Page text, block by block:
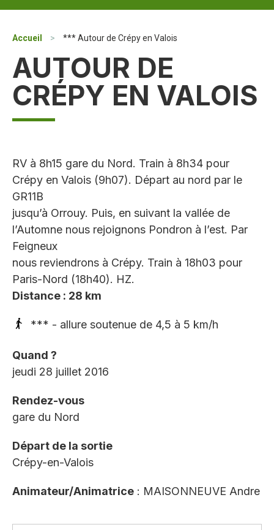
Accueil > *** Autour de Crépy en Valois
AUTOUR DE
CRÉPY EN VALOIS
RV à 8h15 gare du Nord. Train à 8h34 pour
Crépy en Valois (9h07). Départ au nord par le
GR11B
jusqu’à Orrouy. Puis, en suivant la vallée de
l’Automne nous rejoignons Pondron à l’est. Par
Feigneux
nous reviendrons à Crépy. Train à 18h03 pour
Paris-Nord (18h40). HZ.
Distance : 28 km
*** - allure soutenue de 4,5 à 5 km/h
Quand ?
jeudi 28 juillet 2016
Rendez-vous
gare du Nord
Départ de la sortie
Crépy-en-Valois
Animateur/Animatrice : MAISONNEUVE Andre